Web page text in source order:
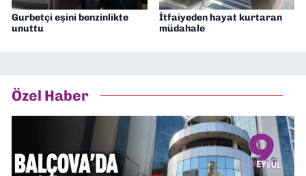
Gurbetçi eşini benzinlikte
unuttu
İtfaiyeden hayat kurtaran
müdahale
Özel Haber